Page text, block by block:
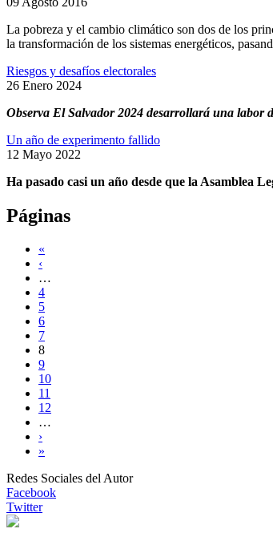
La pobreza y el cambio climático son dos de los
la transformación de los sistemas energéticos,
Riesgos y desafíos electorales
26 Enero 2024
Observa El Salvador 2024 desarrollará una labor
Un año de experimento fallido
12 Mayo 2022
Ha pasado casi un año desde que la Asamblea
Páginas
«
‹
…
4
5
6
7
8
9
10
11
12
…
›
»
Redes Sociales del Autor
Facebook
Twitter